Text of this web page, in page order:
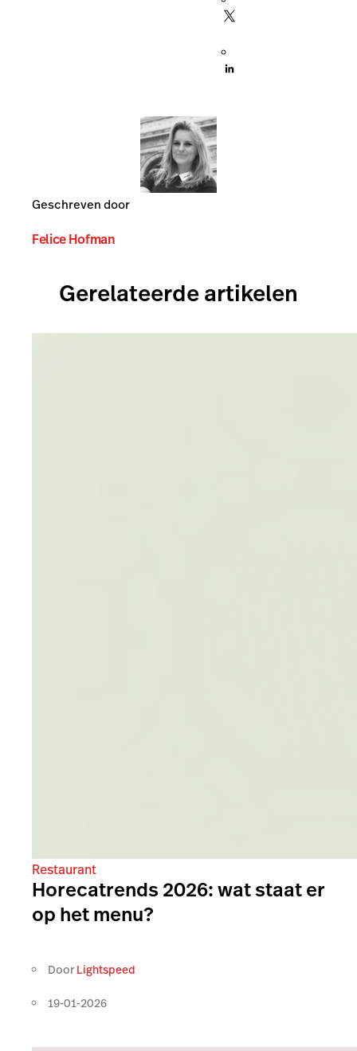
Geschreven door
Felice Hofman
Gerelateerde artikelen
Restaurant
Horecatrends 2026: wat staat er
op het menu?
Door Lightspeed
19-01-2026